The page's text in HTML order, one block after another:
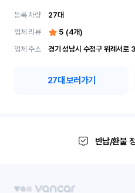
등록 차량 27대
업체 리뷰
5 (4개)
업체 주소
27대 보러가기
반납/환불